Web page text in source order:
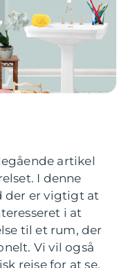
artikel
I denne
der er vigtigt at
i at
til et rum, der
Vi vil også
rejse for at se,